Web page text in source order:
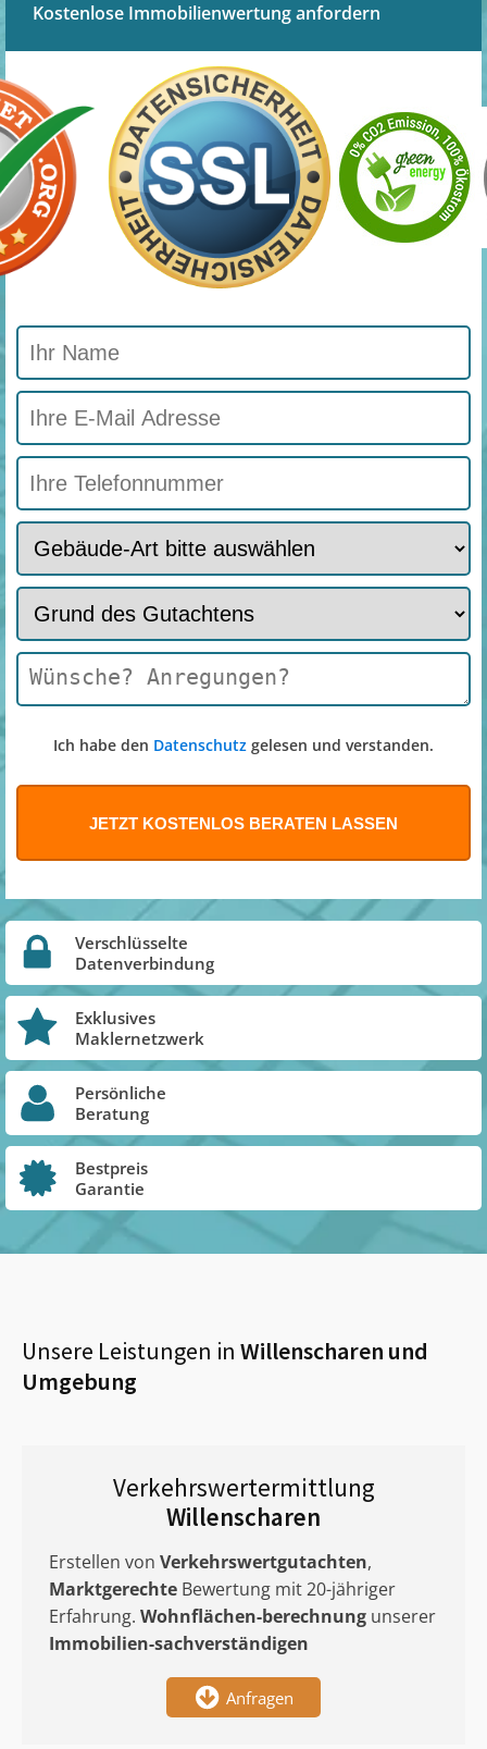
Kostenlose Immobilienwertung anfordern
Ich habe den Datenschutz gelesen und verstanden.
Verschlüsselte
Datenverbindung
Exklusives
Maklernetzwerk
Persönliche
Beratung
Bestpreis
Garantie
Unsere Leistungen in Willenscharen und
Umgebung
Verkehrswertermittlung
Willenscharen
Erstellen von Verkehrswertgutachten,
Marktgerechte Bewertung mit 20-jähriger
Erfahrung. Wohnflächen-berechnung unserer
Immobilien-sachverständigen
Anfragen